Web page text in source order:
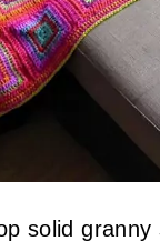
solid